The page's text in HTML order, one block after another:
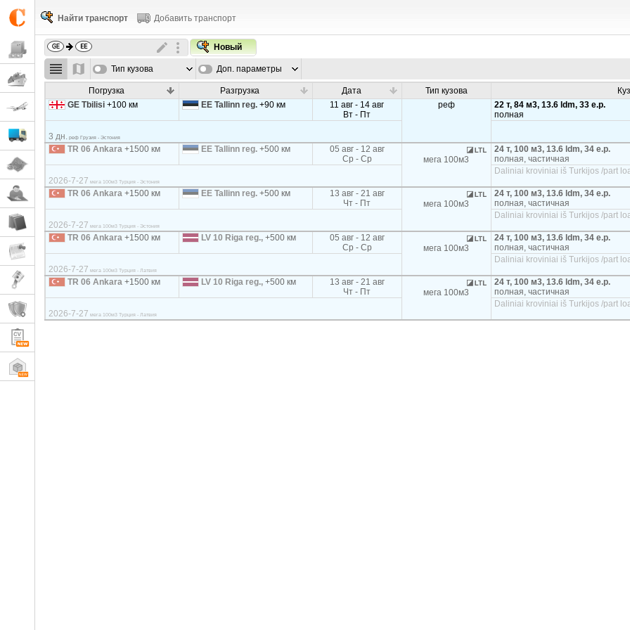
Найти транспорт Добавить транспорт
Новый
Тип кузова Доп. параметры
Погрузка Разгрузка Дата Тип кузова
GE Tbilisi +100 км EE Tallinn reg. +90 км
11 авг - 14 авг
Вт - Пт
реф
22 т, 84 м3, 13.6 ldm, 33 e.p.
полная
3 дн. реф Грузия - Эстония
TR 06 Ankara +1500 км EE Tallinn reg. +500 км
05 авг - 12 авг
Ср - Ср
мега 100м3
24 т, 100 м3, 13.6 ldm, 34 e.p.
полная, частичная
2026-7-27 мега 100м3 Турция - Эстония
Daliniai kroviniai iš Turkijos /part
TR 06 Ankara +1500 км EE Tallinn reg. +500 км
13 авг - 21 авг
Чт - Пт
мега 100м3
24 т, 100 м3, 13.6 ldm, 34 e.p.
полная, частичная
2026-7-27 мега 100м3 Турция - Эстония
Daliniai kroviniai iš Turkijos /part
TR 06 Ankara +1500 км LV 10 Riga reg., +500 км
05 авг - 12 авг
Ср - Ср
мега 100м3
24 т, 100 м3, 13.6 ldm, 34 e.p.
полная, частичная
2026-7-27 мега 100м3 Турция - Латвия
Daliniai kroviniai iš Turkijos /part
TR 06 Ankara +1500 км LV 10 Riga reg., +500 км
13 авг - 21 авг
Чт - Пт
мега 100м3
24 т, 100 м3, 13.6 ldm, 34 e.p.
полная, частичная
2026-7-27 мега 100м3 Турция - Латвия
Daliniai kroviniai iš Turkijos /part